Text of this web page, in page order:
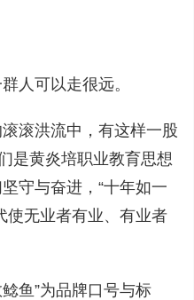
人可以走很远。
滚洪流中，有这样一股
是黄炎培职业教育思想
守与奋进，“十年如一
使无业者有业、有业者
鲶鱼”为品牌口号与标